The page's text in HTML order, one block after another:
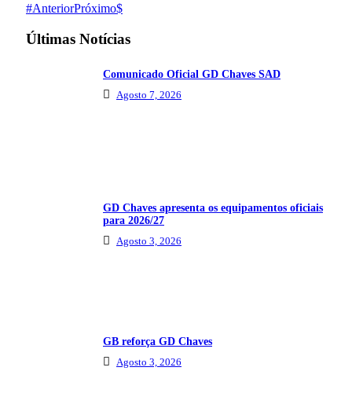
AnteriorPróximo
Últimas Notícias
Comunicado Oficial GD Chaves SAD
Agosto 7, 2026
GD Chaves apresenta os equipamentos oficiais
para 2026/27
Agosto 3, 2026
GB reforça GD Chaves
Agosto 3, 2026